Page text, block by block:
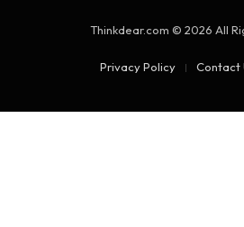
Thinkdear.com © 2026 All
Privacy Policy Contact